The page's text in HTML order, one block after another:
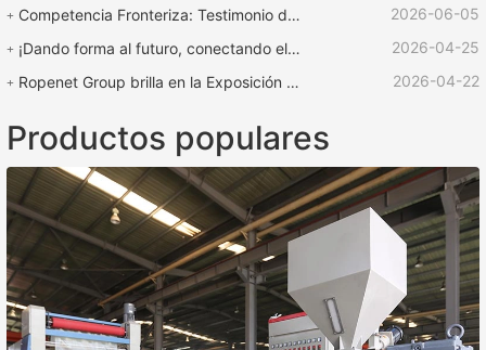
Competencia Fronteriza: Testimonio de Fuerza | Equipo ROPENET Apoya la Competencia de Cuerdas "Copa de Rescate Lu Zhen"
2026-06-05
¡Dando forma al futuro, conectando el mundo! | ¡La feria internacional de plásticos y caucho ROPENET 2026 llega a su fin!
2026-04-25
Ropenet Group brilla en la Exposición Internacional de Caucho y Plástico de Shanghái y regresa cargado de oportunidades para expandir su negocio global.
2026-04-22
Productos populares